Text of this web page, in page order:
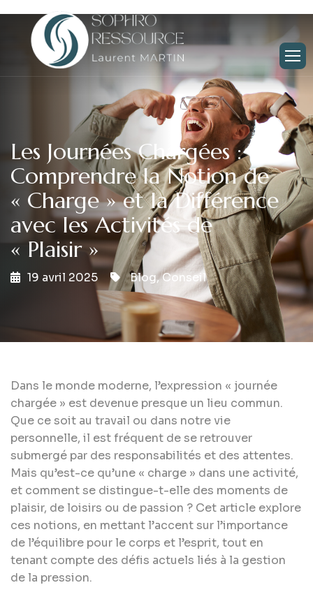
Les Journées Chargées :
Comprendre la Notion de
« Charge » et la Différence
avec les Activités de
« Plaisir »
19 avril 2025 Blog,Conseil
Dans le monde moderne, l’expression « journée
chargée » est devenue presque un lieu commun.
Que ce soit au travail ou dans notre vie
personnelle, il est fréquent de se retrouver
submergé par des responsabilités et des attentes.
Mais qu’est-ce qu’une « charge » dans une activité,
et comment se distingue-t-elle des moments de
plaisir, de loisirs ou de passion ? Cet article explore
ces notions, en mettant l’accent sur l’importance
de l’équilibre pour le corps et l’esprit, tout en
tenant compte des défis actuels liés à la gestion
de la pression.